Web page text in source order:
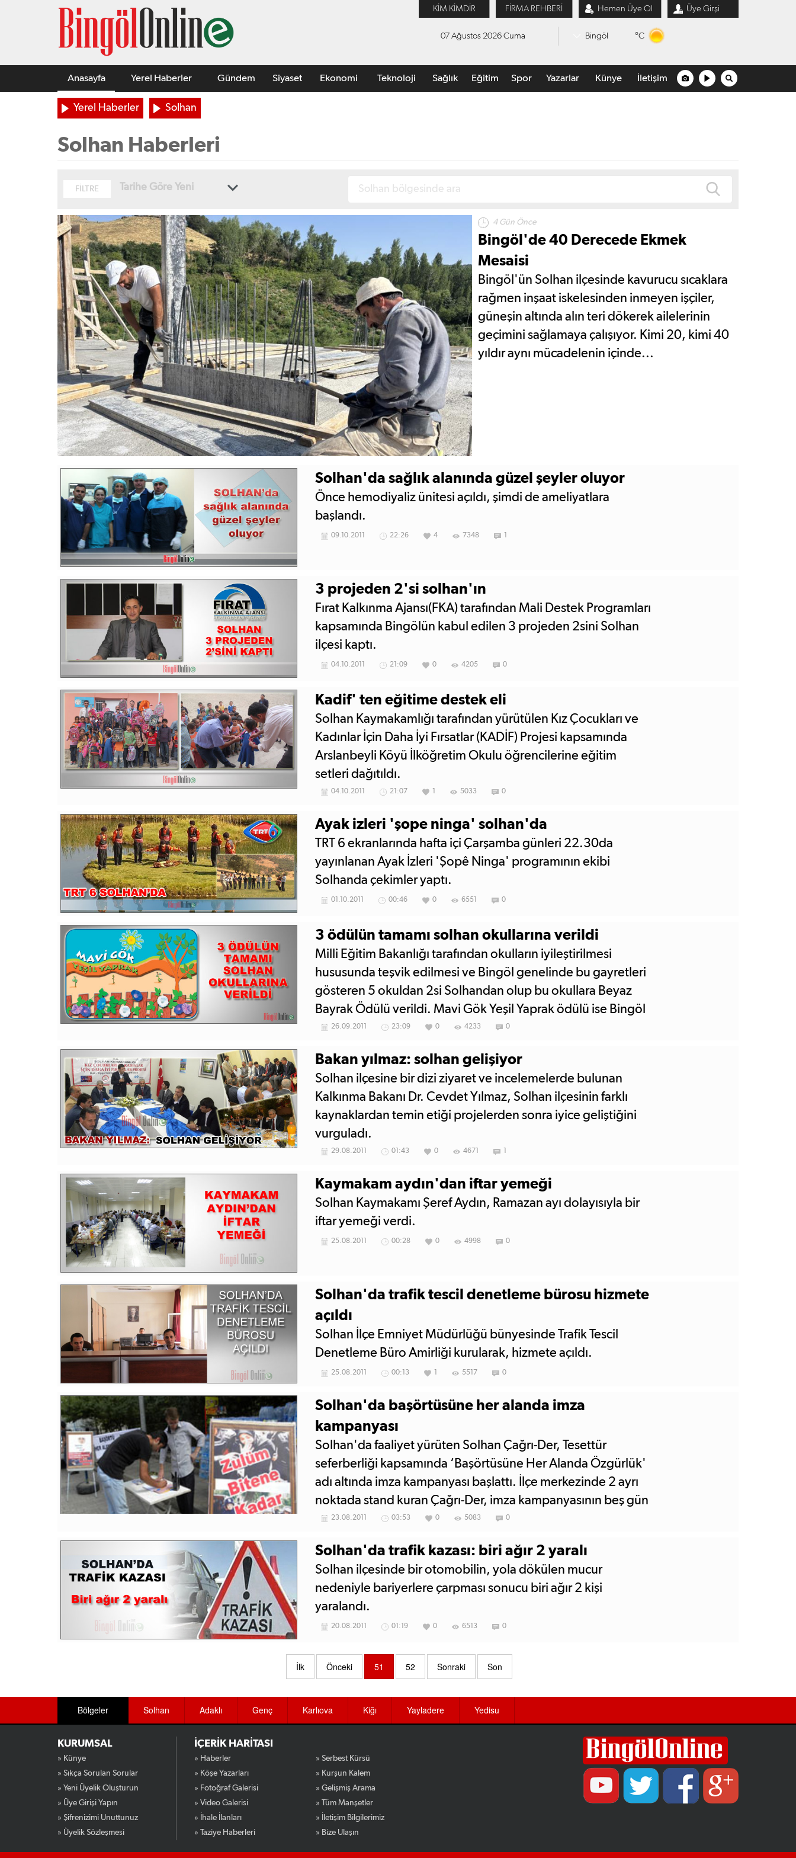
KİM KİMDİR FİRMA REHBERİ Hemen Üye Ol Üye Girşi
07 Ağustos 2026 Cuma Bingöl °C
Anasayfa Yerel Haberler Gündem Siyaset Ekonomi Teknoloji Sağlık Eğitim Spor Yazarlar Künye İletişim
Yerel Haberler Solhan
Solhan Haberleri
FİLTRE Tarihe Göre Yeni
4 Gün Önce
Bingöl'de 40 Derecede Ekmek
Mesaisi
Bingöl'ün Solhan ilçesinde kavurucu sıcaklara
rağmen inşaat iskelesinden inmeyen işçiler,
güneşin altında alın teri dökerek ailelerinin
geçimini sağlamaya çalışıyor. Kimi 20, kimi 40
yıldır aynı mücadelenin içinde...
Solhan'da sağlık alanında güzel şeyler oluyor
Önce hemodiyaliz ünitesi açıldı, şimdi de ameliyatlara
başlandı.
09.10.2011 22:26 4 7348
3 projeden 2'si solhan'ın
Fırat Kalkınma Ajansı(FKA) tarafından Mali Destek Programları
kapsamında Bingölün kabul edilen 3 projeden 2sini Solhan
ilçesi kaptı.
04.10.2011 21:09 0 4205 0
Kadif' ten eğitime destek eli
Solhan Kaymakamlığı tarafından yürütülen Kız Çocukları ve
Kadınlar İçin Daha İyi Fırsatlar (KADİF) Projesi kapsamında
Arslanbeyli Köyü İlköğretim Okulu öğrencilerine eğitim
setleri dağıtıldı.
04.10.2011 21:07 5033 0
Ayak izleri 'şope ninga' solhan'da
TRT 6 ekranlarında hafta içi Çarşamba günleri 22.30da
yayınlanan Ayak İzleri 'Şopê Ninga' programının ekibi
Solhanda çekimler yaptı.
01.10.2011 00:46 0 6551 0
3 ödülün tamamı solhan okullarına verildi
Milli Eğitim Bakanlığı tarafından okulların iyileştirilmesi
hususunda teşvik edilmesi ve Bingöl genelinde bu gayretleri
gösteren 5 okuldan 2si Solhandan olup bu okullara Beyaz
Bayrak Ödülü verildi. Mavi Gök Yeşil Yaprak ödülü ise Bingöl
İl Milli Eğitim Müdürlüğü tarafından verildi. 3 ödülün tamamı
26.09.2011 23:09 0 4233 0
Bakan yılmaz: solhan gelişiyor
Solhan ilçesine bir dizi ziyaret ve incelemelerde bulunan
Kalkınma Bakanı Dr. Cevdet Yılmaz, Solhan ilçesinin farklı
kaynaklardan temin etiği projelerden sonra iyice geliştiğini
vurguladı.
29.08.2011 01:43 0 4671
Kaymakam aydın'dan iftar yemeği
Solhan Kaymakamı Şeref Aydın, Ramazan ayı dolayısıyla bir
iftar yemeği verdi.
25.08.2011 00:28 0 4998 0
Solhan'da trafik tescil denetleme bürosu hizmete
açıldı
Solhan İlçe Emniyet Müdürlüğü bünyesinde Trafik Tescil
Denetleme Büro Amirliği kurularak, hizmete açıldı.
25.08.2011 00:13 5517 0
Solhan'da başörtüsüne her alanda imza
kampanyası
Solhan'da faaliyet yürüten Solhan Çağrı-Der, Tesettür
seferberliği kapsamında ‘Başörtüsüne Her Alanda Özgürlük'
adı altında imza kampanyası başlattı. İlçe merkezinde 2 ayrı
noktada stand kuran Çağrı-Der, imza kampanyasının beş gün
süreceğini bildirdi.
23.08.2011 03:53 0 5083 0
Solhan'da trafik kazası: biri ağır 2 yaralı
Solhan ilçesinde bir otomobilin, yola dökülen mucur
nedeniyle bariyerlere çarpması sonucu biri ağır 2 kişi
yaralandı.
20.08.2011 01:19 0 6513 0
İlk Önceki 51 52 Sonraki Son
Bölgeler Solhan Adaklı Genç Karlıova Kiğı Yayladere Yedisu
KURUMSAL
» Künye
» Sıkça Sorulan Sorular
» Yeni Üyelik Oluşturun
» Üye Girişi Yapın
» Şifrenizimi Unuttunuz
» Üyelik Sözleşmesi
İÇERİK HARİTASI
» Haberler
» Köşe Yazarları
» Fotoğraf Galerisi
» Video Galerisi
» İhale İlanları
» Taziye Haberleri
» Serbest Kürsü
» Kurşun Kalem
» Gelişmiş Arama
» Tüm Manşetler
» İletişim Bilgilerimiz
» Bize Ulaşın